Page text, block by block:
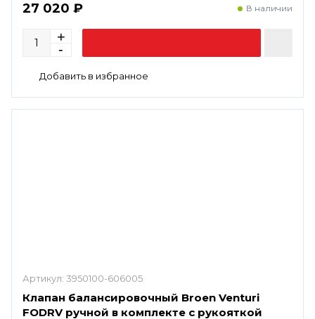
27 020 ₽ В наличии
Артикул: 3950100-606005
Клапан балансировочный Broen Venturi
FODRV ручной в комплекте с рукояткой